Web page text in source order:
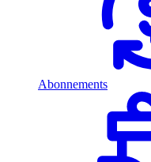
Abonnements